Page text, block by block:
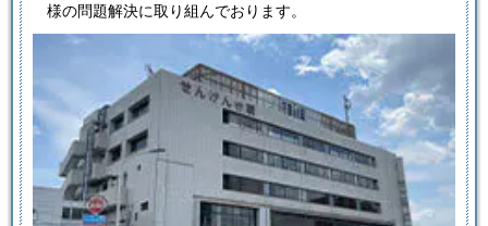
様の問題解決に取り組んでおります。